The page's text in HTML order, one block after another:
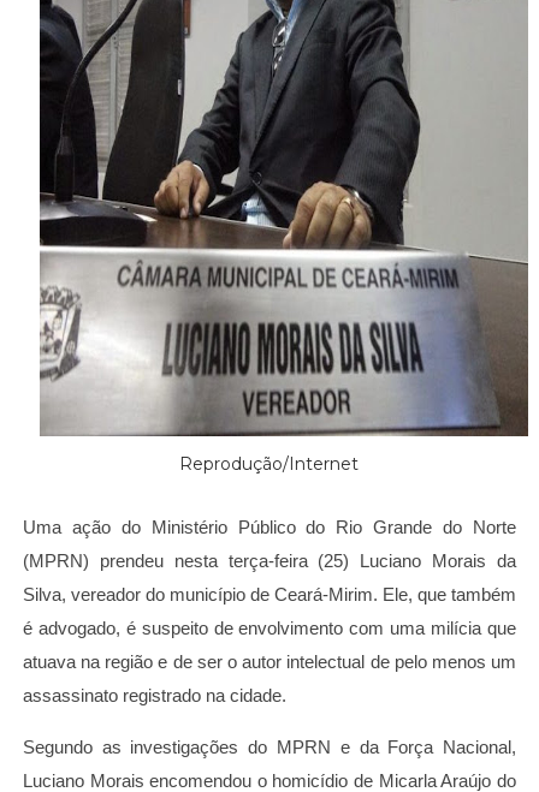
Reprodução/Internet
Uma ação do Ministério Público do Rio Grande do Norte
(MPRN) prendeu nesta terça-feira (25) Luciano Morais da
Silva, vereador do município de Ceará-Mirim. Ele, que também
é advogado, é suspeito de envolvimento com uma milícia que
atuava na região e de ser o autor intelectual de pelo menos um
assassinato registrado na cidade.
Segundo as investigações do MPRN e da Força Nacional,
Luciano Morais encomendou o homicídio de Micarla Araújo do